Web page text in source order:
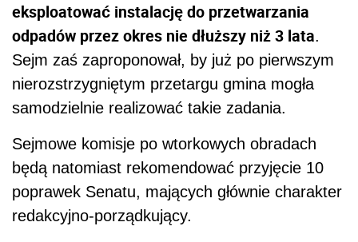
eksploatować instalację do przetwarzania
odpadów przez okres nie dłuższy niż 3 lata.
Sejm zaś zaproponował, by już po pierwszym
nierozstrzygniętym przetargu gmina mogła
samodzielnie realizować takie zadania.
Sejmowe komisje po wtorkowych obradach
będą natomiast rekomendować przyjęcie 10
poprawek Senatu, mających głównie charakter
redakcyjno-porządkujący.